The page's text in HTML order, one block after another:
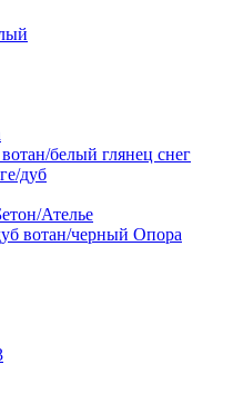
белый глянец снег
дуб
Ателье
вотан/черный Опора